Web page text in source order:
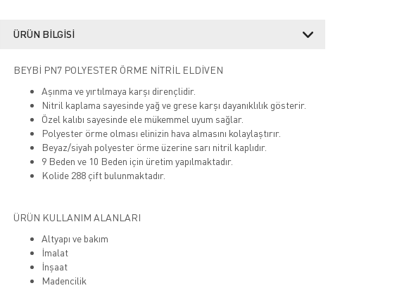
ÜRÜN BILGISI
BEYBİ PN7 POLYESTER ÖRME NİTRİL ELDİVEN
Aşınma ve yırtılmaya karşı dirençlidir.
Nitril kaplama sayesinde yağ ve grese karşı dayanıklılık gösterir.
Özel kalıbı sayesinde ele mükemmel uyum sağlar.
Polyester örme olması elinizin hava almasını kolaylaştırır.
Beyaz/siyah polyester örme üzerine sarı nitril kaplıdır.
9 Beden ve 10 Beden için üretim yapılmaktadır.
Kolide 288 çift bulunmaktadır.
ÜRÜN KULLANIM ALANLARI
Altyapı ve bakım
İmalat
İnşaat
Madencilik